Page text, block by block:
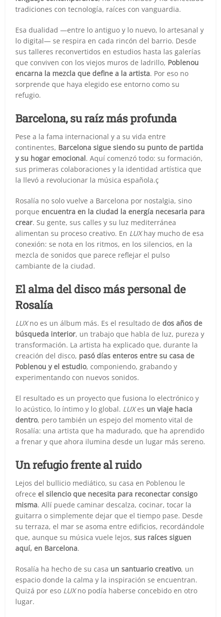
tradiciones con tecnología, raíces con vanguardia.
Esa dualidad —entre lo antiguo y lo nuevo, lo artesanal y
lo digital— se respira en cada rincón del barrio. Desde
sus talleres reconvertidos en estudios hasta las galerías
que conviven con los viejos muros de ladrillo, Poblenou
encarna la mezcla que define a la artista. Por eso no
sorprende que haya elegido ese entorno como su
refugio.
Barcelona, su raíz más profunda
Pese a la fama internacional y a su vida entre
continentes, Barcelona sigue siendo su punto de partida
y su hogar emocional. Aquí comenzó todo: su formación,
sus primeras colaboraciones y la identidad artística que
la llevó a revolucionar la música española.ç
Rosalía no solo vuelve a Barcelona por nostalgia, sino
porqueencuentra en la ciudad la energía necesaria para
crear. Su gente, sus calles y su luz mediterránea
alimentan su proceso creativo. En LUXhay mucho de esa
conexión: se nota en los ritmos, en los silencios, en la
mezcla de sonidos que parece reflejar el pulso
cambiante de la ciudad.
El alma del disco más personal de
Rosalía
LUXno es un álbum más. Es el resultado dedos años de
búsqueda interior, un trabajo que habla de luz, pureza y
transformación. La artista ha explicado que, durante la
creación del disco, pasó días enteros entre su casa de
Poblenou y el estudio, componiendo, grabando y
experimentando con nuevos sonidos.
El resultado es un proyecto que fusiona lo electrónico y
lo acústico, lo íntimo y lo global. LUXes un viaje hacia
dentro, pero también un espejo del momento vital de
Rosalía: una artista que ha madurado, que ha aprendido
a frenar y que ahora ilumina desde un lugar más sereno.
Un refugio frente al ruido
Lejos del bullicio mediático, su casa en Poblenou le
ofreceel silencio que necesita para reconectar consigo
misma. Allí puede caminar descalza, cocinar, tocar la
guitarra o simplemente dejar que el tiempo pase. Desde
su terraza, el mar se asoma entre edificios, recordándole
que, aunque su música vuele lejos,sus raíces siguen
aquí, en Barcelona.
Rosalía ha hecho de su casa un santuario creativo, un
espacio donde la calma y la inspiración se encuentran.
Quizá por eso LUXno podía haberse concebido en otro
lugar.